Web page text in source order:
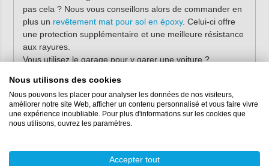
pas cela ? Nous vous conseillons alors de commander en
plus un revêtement mat pour sol en époxy. Celui-ci offre
une protection supplémentaire et une meilleure résistance
aux rayures.
Vous utilisez le garage pour y garer une voiture ?
revêtement est plus résistant que le revêtement mat
RESION classique et résiste à la migration du caoutchouc
des pneus.
matériaux antidérapants
Nous utilisons des cookies
Nous pouvons les placer pour analyser les données de nos visiteurs,
améliorer notre site Web, afficher un contenu personnalisé et vous faire vivre
une expérience inoubliable. Pour plus d'informations sur les cookies que
nous utilisons, ouvrez les paramètres.
Accepter tout